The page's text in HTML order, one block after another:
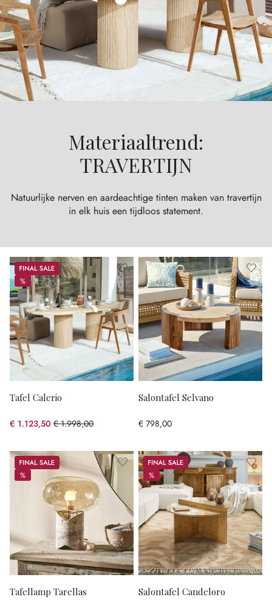
Materiaaltrend:
TRAVERTIJN
Natuurlijke nerven en aardeachtige tinten maken van travertijn
in elk huis een tijdloos statement.
Sale
%
%
Tafel Calerio
€ 1.123,50 € 1.998,00
(43.77% gespart)
Salontafel Selvano
€ 798,00
Sale
%
%
Tafellamp Tarellas
Sale
%
%
Salontafel Candeloro